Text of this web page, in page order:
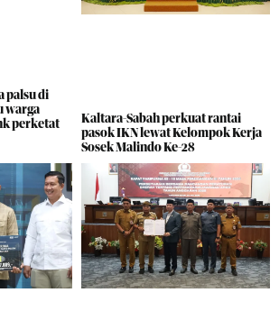
palsu di
warga
perketat
Kaltara-Sabah perkuat rantai
pasok IKN lewat Kelompok Kerja
Sosek Malindo Ke-28